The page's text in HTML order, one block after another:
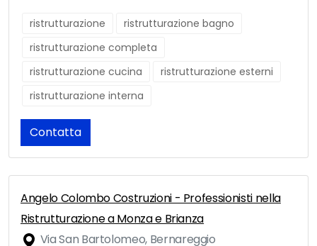
ristrutturazione
ristrutturazione bagno
ristrutturazione completa
ristrutturazione cucina
ristrutturazione esterni
ristrutturazione interna
Contatta
Angelo Colombo Costruzioni - Professionisti nella
Ristrutturazione a Monza e Brianza
Via San Bartolomeo, Bernareggio